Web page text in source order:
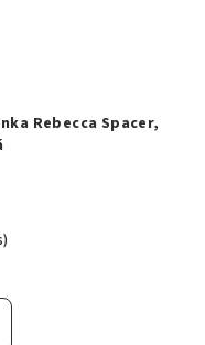
Rebecca Spacer,